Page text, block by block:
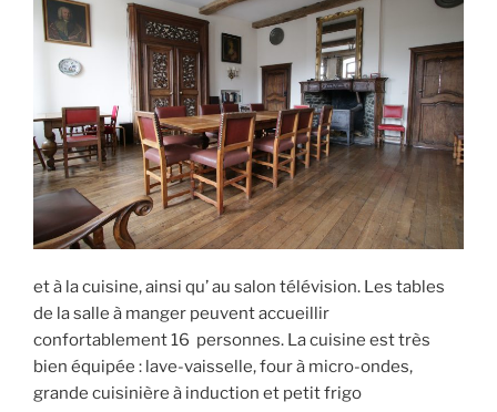
et à la cuisine, ainsi qu’ au salon télévision. Les tables
de la salle à manger peuvent accueillir
confortablement 16 personnes. La cuisine est très
bien équipée : lave-vaisselle, four à micro-ondes,
grande cuisinière à induction et petit frigo